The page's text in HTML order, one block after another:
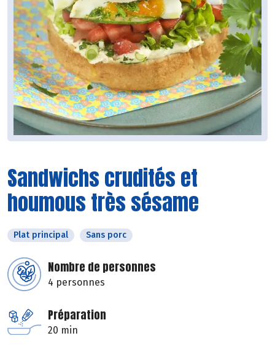
Sandwichs crudités et
houmous très sésame
Plat principal Sans porc
Nombre de personnes
4 personnes
Préparation
20 min